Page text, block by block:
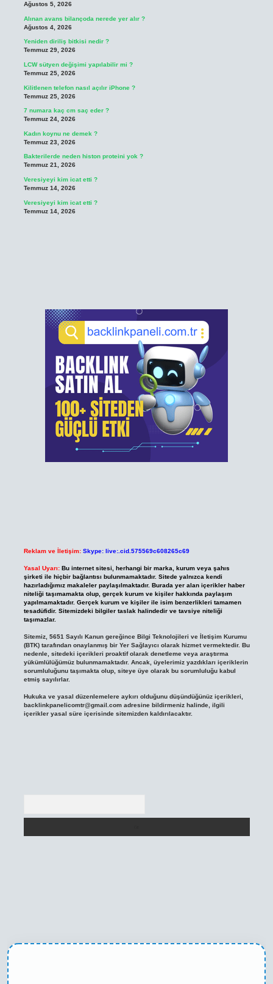
Ağustos 5, 2026
Alınan avans bilançoda nerede yer alır ?
Ağustos 4, 2026
Yeniden diriliş bitkisi nedir ?
Temmuz 29, 2026
LCW sütyen değişimi yapılabilir mi ?
Temmuz 25, 2026
Kilitlenen telefon nasıl açılır iPhone ?
Temmuz 25, 2026
7 numara kaç cm saç eder ?
Temmuz 24, 2026
Kadın koynu ne demek ?
Temmuz 23, 2026
Bakterilerde neden histon proteini yok ?
Temmuz 21, 2026
Veresiyeyi kim icat etti ?
Temmuz 14, 2026
Veresiyeyi kim icat etti ?
Temmuz 14, 2026
Reklam ve İletişim: Skype: live:.cid.575569c608265c69
Yasal Uyarı: Bu internet sitesi, herhangi bir marka, kurum veya şahıs
şirketi ile hiçbir bağlantısı bulunmamaktadır. Sitede yalnızca kendi
hazırladığımız makaleler paylaşılmaktadır. Burada yer alan içerikler haber
niteliği taşımamakta olup, gerçek kurum ve kişiler hakkında paylaşım
yapılmamaktadır. Gerçek kurum ve kişiler ile isim benzerlikleri tamamen
tesadüfidir. Sitemizdeki bilgiler taslak halindedir ve tavsiye niteliği
taşımazlar.
Sitemiz, 5651 Sayılı Kanun gereğince Bilgi Teknolojileri ve İletişim Kurumu
(BTK) tarafından onaylanmış bir Yer Sağlayıcı olarak hizmet vermektedir. Bu
nedenle, sitedeki içerikleri proaktif olarak denetleme veya araştırma
yükümlülüğümüz bulunmamaktadır. Ancak, üyelerimiz yazdıkları içeriklerin
sorumluluğunu taşımakta olup, siteye üye olarak bu sorumluluğu kabul
etmiş sayılırlar.
Hukuka ve yasal düzenlemelere aykırı olduğunu düşündüğünüz içerikleri,
backlinkpanelicomtr@gmail.comadresine bildirmeniz halinde, ilgili
içerikler yasal süre içerisinde sitemizden kaldırılacaktır.